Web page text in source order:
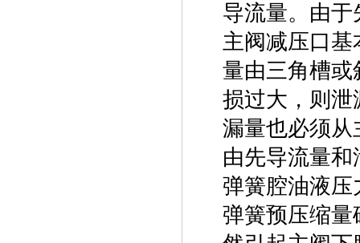
导流量。由
主阀减压口
量由三角槽
损过大，则
漏量也必须
由先导流量
弹簧腔油液
弹簧预压缩